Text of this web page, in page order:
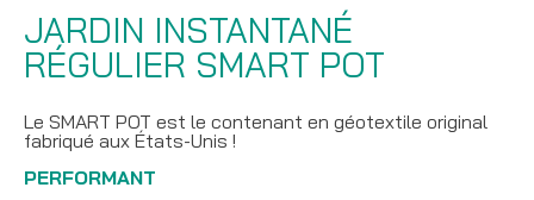
JARDIN INSTANTANÉ
RÉGULIER SMART POT
Le SMART POT est le contenant en géotextile original
fabriqué aux États-Unis !
PERFORMANT